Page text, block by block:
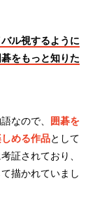
ル視するように
をもっと知りた
なので、 囲碁を
める作品として
証されており、
描かれていまし